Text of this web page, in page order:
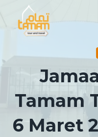
content
Tamam
6 Maret